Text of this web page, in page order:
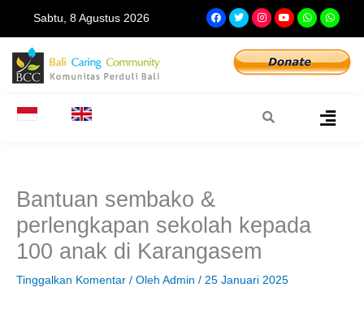
konten
Sabtu, 8 Agustus 2026
F
a
T
w
t
e
r
I
n
a
g
r
Y
o
u
b
e
W
h
s
a
p
W
h
s
a
p
Bantuan sembako &
perlengkapan sekolah kepada
100 anak di Karangasem
Tinggalkan Komentar / Oleh Admin / 25 Januari 2025